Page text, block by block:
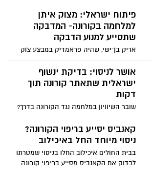
פיתוח ישראלי: מצוק איתן
למלחמה בקורונה- המדבקה
שתסייע למנוע הדבקה
אריק בן־ישי, שהיה פראמדיק במבצע צוק
איתן, פיתח בעקבות אירוע רב נפגעים
המצאה מהפכנית - מדבקה שמאבחנת את
מצב הנפגע, ומשדרת מרחוק את המדדים
לצוות הרפואי. המדקה תוכל לשמש בעידן
הקורונה, בדיקה של חולים מחדר מבודד,
מבלי שהצוות הרפואי יסתכן בהידבקות
אושר לניסוי: בדיקת ינשוף
ישראלית שתאתר קורונה תוך
דקות
שובר השיוויון במלחמה נגד הקורונה בדרך?
החברות הישראליות נקסט ג'ן ו-Scentech
קיבלו אישור להתחיל ניסוי קליני בבית
החולים מאיר בכפ"ס, במסגרתו תיבחן
השכרות המשטרתית. התשובה תינתן תוך
קאנביס יסייע בריפוי הקורונה?
ניסוי מיוחד החל באיכילוב
בבית החולים איכילוב החלו בניסוי שמטרתו
לבדוק אם הקאנביס מסייע בריפוי קורונה